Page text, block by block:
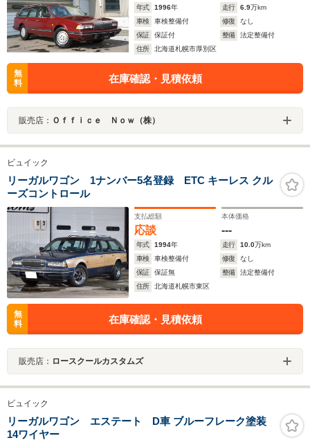
年式
1996年 走行 6.9万km
車検
車検整備付 修復
なし
保証
保証付 整備
法定整備付
住所
北海道札幌市厚別区
無
料
在庫確認・見積依頼
販売店： Ｏｆｆｉｃｅ Ｎｏｗ（株）
ビュイック
リーガルワゴン 1ナンバー5名登録 ETC キーレス クル
ーズコントロール
支払総額
応談
本体価格
---
年式 1994年 走行 10.0万km
車検
車検整備付 修復
なし
保証
保証無 整備
法定整備付
住所
北海道札幌市東区
無
料
在庫確認・見積依頼
販売店： ロースクールカスタムズ
ビュイック
リーガルワゴン エステート D車 ブルーフレーク塗装
14ワイヤー